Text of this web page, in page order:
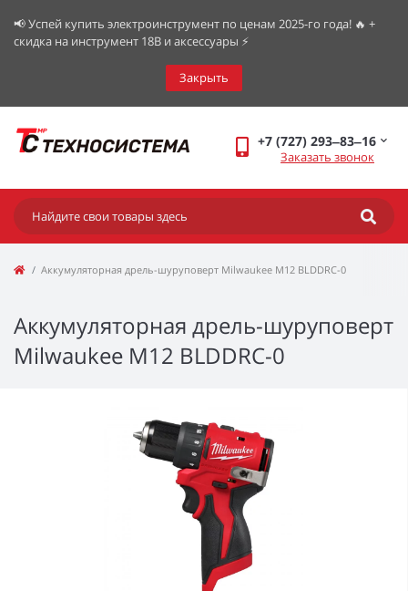
📢 Успей купить электроинструмент по ценам 2025-го года! 🔥 +
скидка на инструмент 18В и аксессуары ⚡️
Закрыть
+7 (727) 293‒83‒16
Заказать звонок
Аккумуляторная дрель-шуруповерт Milwaukee M12 BLDDRC-0
Аккумуляторная дрель-шуруповерт
Milwaukee M12 BLDDRC-0